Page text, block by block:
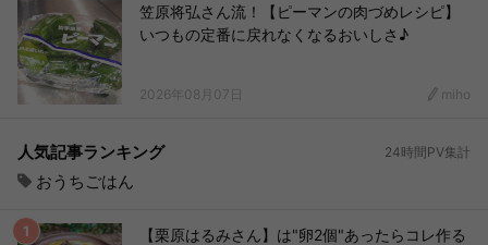
笠原将弘さん流！【ピーマンの肉づめレシピ】
いつもの定番に戻れなくなるおいしさ♪
2026年08月07日 miho
人気記事ランキング 24時間PV集計
おうちごはん
【栗原はるみさん】は"卵2個"あったらコレ作る